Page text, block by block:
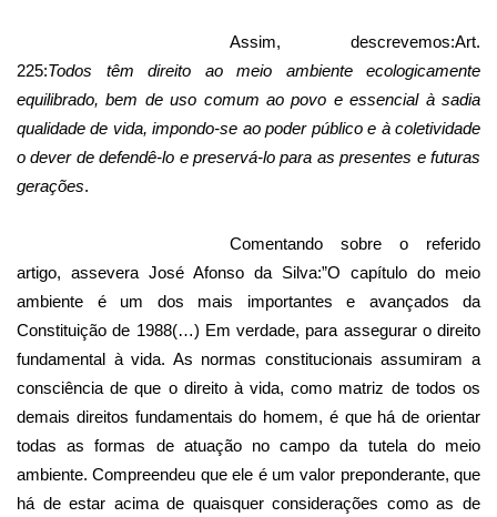
Assim, descrevemos:Art.
225:Todos têm direito ao meio ambiente ecologicamente
equilibrado, bem de uso comum ao povo e essencial à sadia
qualidade de vida, impondo-se ao poder público e à coletividade
o dever de defendê-lo e preservá-lo para as presentes e futuras
gerações.
Comentando sobre o referido
artigo, assevera José Afonso da Silva:”O capítulo do meio
ambiente é um dos mais importantes e avançados da
Constituição de 1988(…) Em verdade, para assegurar o direito
fundamental à vida. As normas constitucionais assumiram a
consciência de que o direito à vida, como matriz de todos os
demais direitos fundamentais do homem, é que há de orientar
todas as formas de atuação no campo da tutela do meio
ambiente. Compreendeu que ele é um valor preponderante, que
há de estar acima de quaisquer considerações como as de